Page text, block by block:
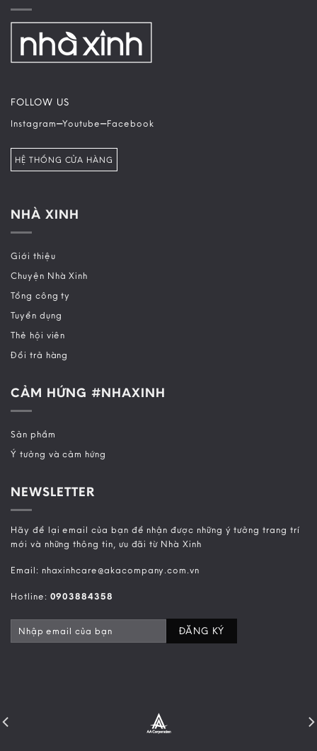
FOLLOW US
Instagram–Youtube–Facebook
HỆ THỐNG CỬA HÀNG
NHÀ XINH
Giới thiệu
Chuyện Nhà Xinh
Tổng công ty
Tuyển dụng
Thẻ hội viên
Đổi trả hàng
CẢM HỨNG #NHAXINH
Sản phẩm
Ý tưởng và cảm hứng
NEWSLETTER
Hãy để lại email của bạn để nhận được những ý tưởng trang trí
mới và những thông tin, ưu đãi từ Nhà Xinh
Email: nhaxinhcare@akacompany.com.vn
Hotline: 0903884358